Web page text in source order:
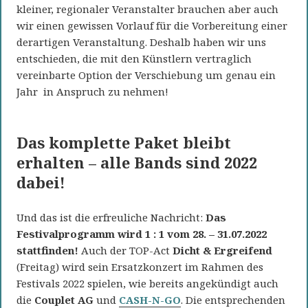
kleiner, regionaler Veranstalter brauchen aber auch
wir einen gewissen Vorlauf für die Vorbereitung einer
derartigen Veranstaltung. Deshalb haben wir uns
entschieden, die mit den Künstlern vertraglich
vereinbarte Option der Verschiebung um genau ein
Jahr in Anspruch zu nehmen!
Das komplette Paket bleibt
erhalten – alle Bands sind 2022
dabei!
Und das ist die erfreuliche Nachricht:Das
Festivalprogramm wird 1 : 1 vom 28. – 31.07.2022
stattfinden! Auch der TOP-ActDicht & Ergreifend
(Freitag) wird sein Ersatzkonzert im Rahmen des
Festivals 2022 spielen, wie bereits angekündigt auch
die Couplet AG und CASH-N-GO. Die entsprechenden